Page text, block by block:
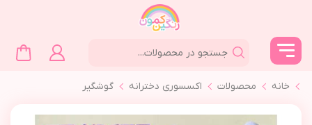
خانه محصولات اکسسوری دخترانه گوشگير